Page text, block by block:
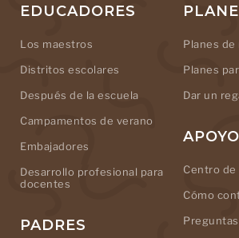
EDUCADORES
Los maestros
Distritos escolares
Después de la escuela
Campamentos de verano
Embajadores
Desarrollo profesional para
docentes
PADRES
Planes
Planes
Dar un
APOYO
Centro de
Cómo